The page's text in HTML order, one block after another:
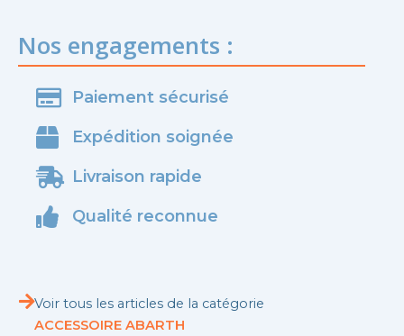
Nos engagements :
Paiement sécurisé
Expédition soignée
Livraison rapide
Qualité reconnue
Voir tous les articles de la catégorie
ACCESSOIRE ABARTH